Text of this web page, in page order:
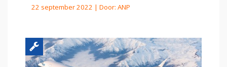
22 september 2022 | Door: ANP